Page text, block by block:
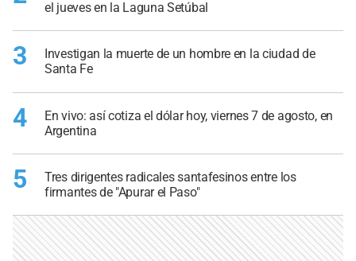
el jueves en la Laguna Setúbal
3
Investigan la muerte de un hombre en la ciudad de
Santa Fe
4
En vivo: así cotiza el dólar hoy, viernes 7 de agosto, en
Argentina
5
Tres dirigentes radicales santafesinos entre los
firmantes de "Apurar el Paso"